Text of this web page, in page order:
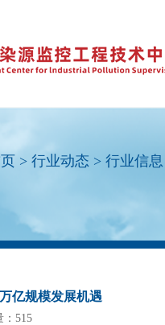
> 行业动态 > 行业信息
亿规模发展机遇
：515